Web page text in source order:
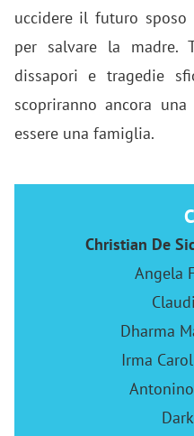
uccidere il futuro
per salvare la madre.
dissapori e tragedie
scopriranno ancora
essere una famiglia.
Christian De
Angela
Dharma
Irma